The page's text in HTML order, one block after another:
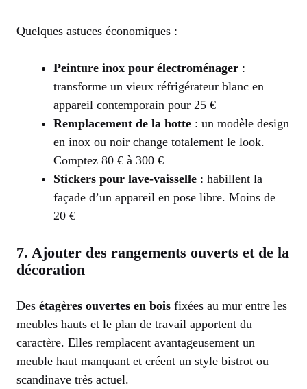
Quelques astuces économiques :
Peinture inox pour électroménager :
transforme un vieux réfrigérateur blanc en
appareil contemporain pour 25 €
Remplacement de la hotte : un modèle design
en inox ou noir change totalement le look.
Comptez 80 € à 300 €
Stickers pour lave-vaisselle : habillent la
façade d’un appareil en pose libre. Moins de
20 €
7. Ajouter des rangements ouverts et de la
décoration
Des étagères ouvertes en bois fixées au mur entre les
meubles hauts et le plan de travail apportent du
caractère. Elles remplacent avantageusement un
meuble haut manquant et créent un style bistrot ou
scandinave très actuel.